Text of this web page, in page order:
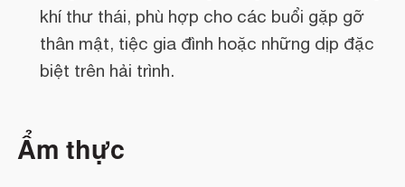
khí thư thái, phù hợp cho các buổi gặp gỡ
thân mật, tiệc gia đình hoặc những dịp đặc
biệt trên hải trình.
Ẩm thực